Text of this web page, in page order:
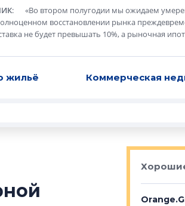
: «Во втором полугодии мы ожидаем
восстановлении рынка
не будет превышать 10%, а рыночная
жильё Коммерческая
Петербурге выбрали